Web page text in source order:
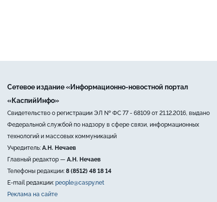
Сетевое издание «Информационно-новостной портал
«КаспийИнфо»
Свидетельство о регистрации ЭЛ № ФС 77 - 68109 от 21.12.2016, выдано
Федеральной службой по надзору в сфере связи, информационных
технологий и массовых коммуникаций
Учредитель: А.Н. Нечаев
Главный редактор — А.Н. Нечаев
Телефоны редакции: 8 (8512) 48 18 14
E-mail редакции: people@caspy.net
Реклама на сайте